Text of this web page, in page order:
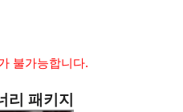
불가능합니다.
패키지